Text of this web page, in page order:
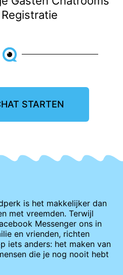
STARTEN
is het makkelijker dan
met vreemden. Terwijl
Messenger ons in
en vrienden, richten
iets anders: het maken van
die je nog nooit hebt